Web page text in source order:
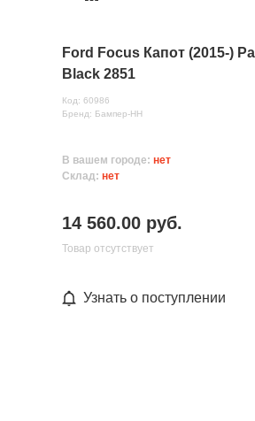
Ford Focus Капот (2015-)
Black 2851
Код: 60986
Бренд: Бампер-НН
В вашем городе: нет
Склад: нет
14 560.00 руб.
Товар отсутствует
Узнать о поступлении